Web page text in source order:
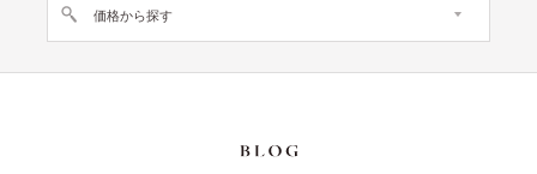
価格から探す